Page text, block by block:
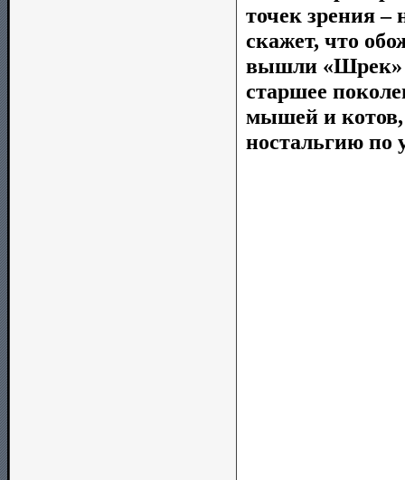
точек зрения
скажет, что
вышли «Шрек»
старшее
мышей и
ностальгию по